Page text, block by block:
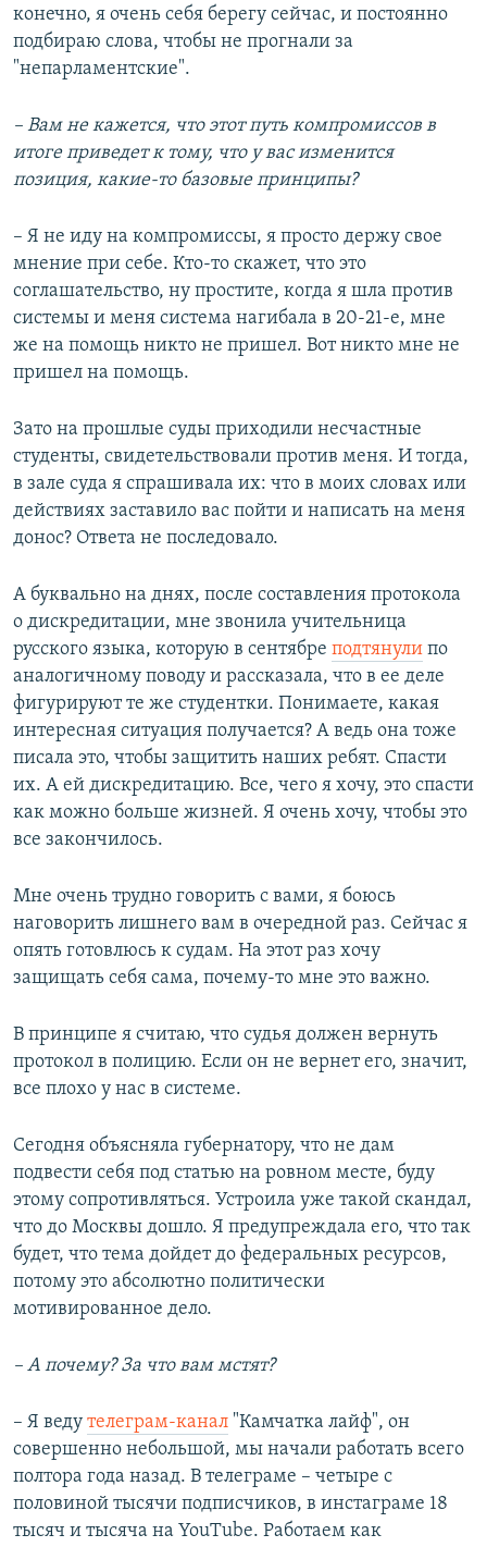
конечно, я очень себя берегу сейчас, и постоянно
подбираю слова, чтобы не прогнали за
"непарламентские".
– Вам не кажется, что этот путь компромиссов в
итоге приведет к тому, что у вас изменится
позиция, какие-то базовые принципы?
– Я не иду на компромиссы, я просто держу свое
мнение при себе. Кто-то скажет, что это
соглашательство, ну простите, когда я шла против
системы и меня система нагибала в 20-21-е, мне
же на помощь никто не пришел. Вот никто мне не
пришел на помощь.
Зато на прошлые суды приходили несчастные
студенты, свидетельствовали против меня. И тогда,
в зале суда я спрашивала их: что в моих словах или
действиях заставило вас пойти и написать на меня
донос? Ответа не последовало.
А буквально на днях, после составления протокола
о дискредитации, мне звонила учительница
русского языка, которую в сентябре подтянули по
аналогичному поводу и рассказала, что в ее деле
фигурируют те же студентки. Понимаете, какая
интересная ситуация получается? А ведь она тоже
писала это, чтобы защитить наших ребят. Спасти
их. А ей дискредитацию. Все, чего я хочу, это спасти
как можно больше жизней. Я очень хочу, чтобы это
все закончилось.
Мне очень трудно говорить с вами, я боюсь
наговорить лишнего вам в очередной раз. Сейчас я
опять готовлюсь к судам. На этот раз хочу
защищать себя сама, почему-то мне это важно.
В принципе я считаю, что судья должен вернуть
протокол в полицию. Если он не вернет его, значит,
все плохо у нас в системе.
Сегодня объясняла губернатору, что не дам
подвести себя под статью на ровном месте, буду
этому сопротивляться. Устроила уже такой скандал,
что до Москвы дошло. Я предупреждала его, что так
будет, что тема дойдет до федеральных ресурсов,
потому это абсолютно политически
мотивированное дело.
– А почему? За что вам мстят?
– Я веду телеграм-канал "Камчатка лайф", он
совершенно небольшой, мы начали работать всего
полтора года назад. В телеграме – четыре с
половиной тысячи подписчиков, в инстаграме 18
тысяч и тысяча на YouTube. Работаем как